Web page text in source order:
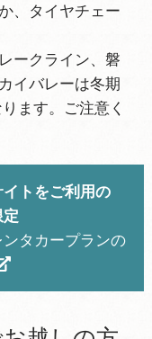
、タイヤチェー
ークライン、磐
イバレーは冬期
ます。ご注意く
トをご利用の
タカープランの